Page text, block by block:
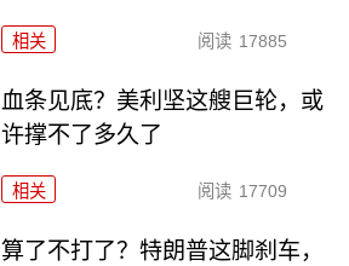
相关 阅读 17885
血条见底？美利坚这艘巨轮，或
许撑不了多久了
相关 阅读 17709
算了不打了？特朗普这脚刹车，